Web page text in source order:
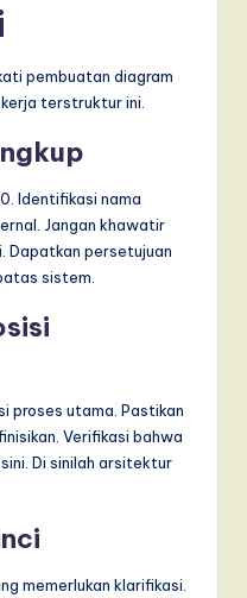
pembuatan diagram
terstruktur ini.
Identifikasi nama
Jangan khawatir
Dapatkan persetujuan
sistem.
proses utama. Pastikan
Verifikasi bahwa
Di sinilah arsitektur
memerlukan klarifikasi.